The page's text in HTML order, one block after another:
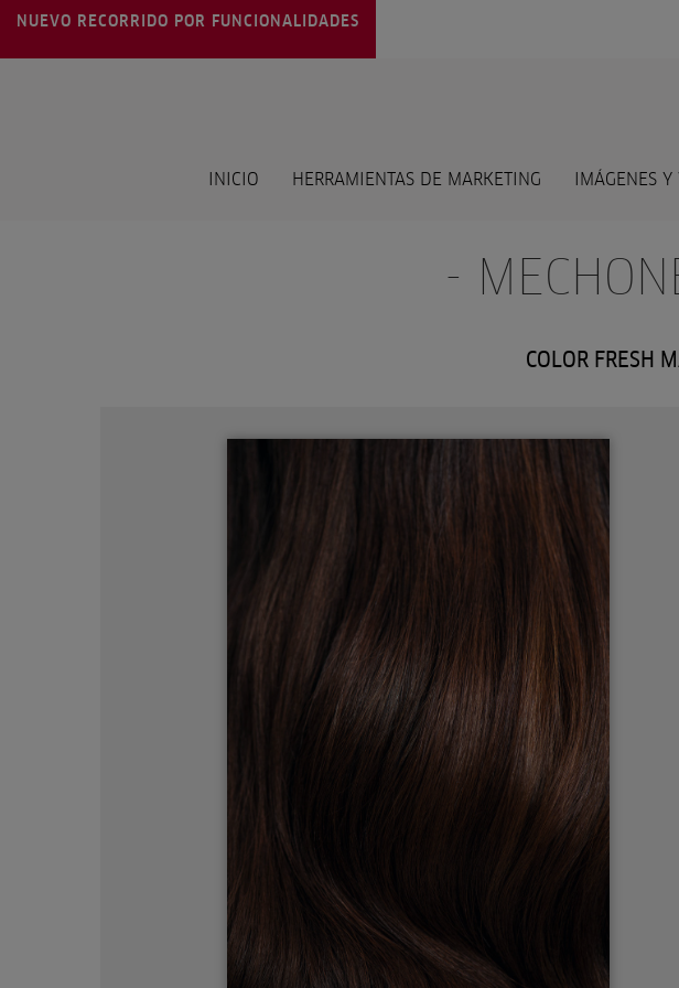
NUEVO RECORRIDO POR FUNCIONALIDADES
INICIO HERRAMIENTAS DE MARKETING IMÁGENES Y
-
COLOR FRESH